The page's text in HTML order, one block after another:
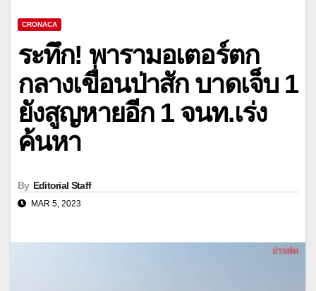
CRONACA
ระทึก! พารามอเตอร์ตก
กลางเขื่อนป่าสัก บาดเจ็บ 1
ยังสูญหายอีก 1 จนท.เร่ง
ค้นหา
By Editorial Staff
MAR 5, 2023